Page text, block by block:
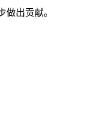
出贡献。